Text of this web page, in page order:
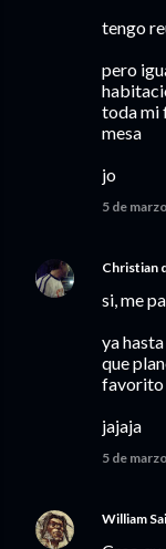
tengo
pero
toda mi
mesa
jo
5 de
Christian
si, me
ya
que
favorito
jajaja
5 de
William